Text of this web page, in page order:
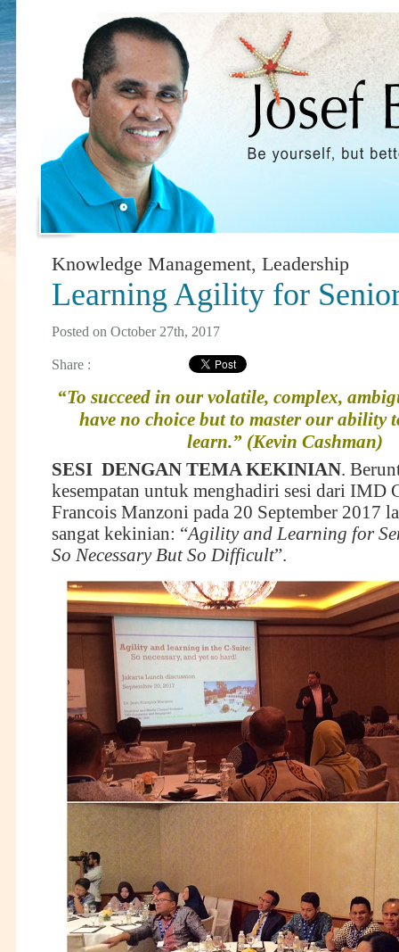
Knowledge Management, Leadership
Learning Agility for
Posted on October 27th, 2017
Share :
“To succeed in our volatile, complex,
have no choice but to master our ability
learn.” (Kevin Cashman)
SESI DENGAN TEMA KEKINIAN.
kesempatan untuk menghadiri sesi dari IMD
Francois Manzoni pada 20 September 2017
sangat kekinian: “Agility and Learning for
So Necessary But So Difficult”.